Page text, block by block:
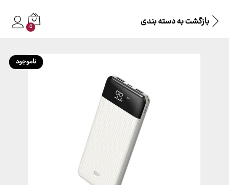
بازگشت بهدسته بندی 0
ناموجود